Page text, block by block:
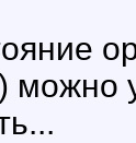
можно